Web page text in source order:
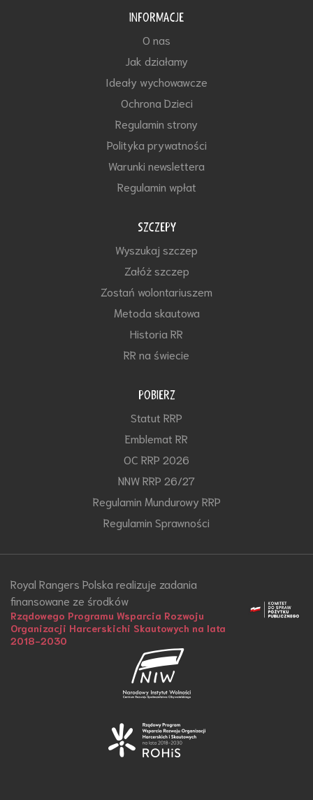
INFORMACJE
O nas
Jak działamy
Ideały wychowawcze
Ochrona Dzieci
Regulamin strony
Polityka prywatności
Warunki newslettera
Regulamin wpłat
SZCZEPY
Wyszukaj szczep
Załóż szczep
Zostań wolontariuszem
Metoda skautowa
Historia RR
RR na świecie
POBIERZ
Statut RRP
Emblemat RR
OC RRP 2026
NNW RRP 26/27
Regulamin Mundurowy RRP
Regulamin Sprawności
Royal Rangers Polska realizuje zadania
finansowane ze środków
Rządowego Programu Wsparcia Rozwoju
Organizacji Harcerskichi Skautowych na lata
2018-2030